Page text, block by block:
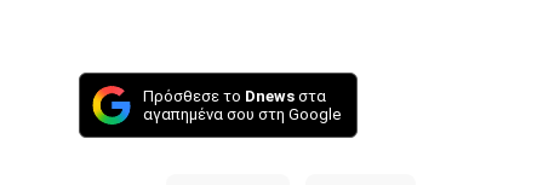
Πρόσθεσε το Dnews στα
αγαπημένα σου στη Google